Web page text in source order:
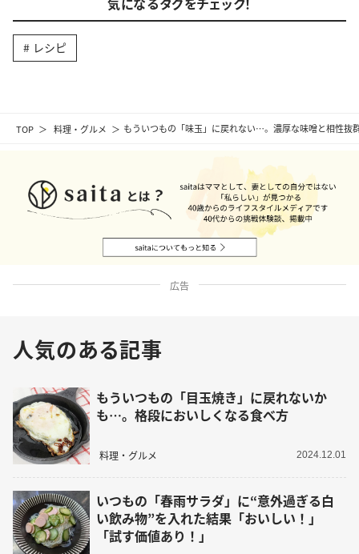
TOP 料理・グルメ もういつもの「味玉」に戻れない…。濃厚な味噌と相性抜
レシピ
広告
人気のある記事
もういつもの「目玉焼き」に戻れないか
も…。格段においしくなる食べ方
料理・グルメ 2024.12.01
いつもの「春雨サラダ」に“意外過ぎる白
い飲み物”を入れた結果「おいしい！」
「試す価値あり！」